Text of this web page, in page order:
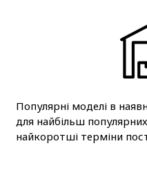
Популярні моделі в
для найбільш
найкоротші терміни